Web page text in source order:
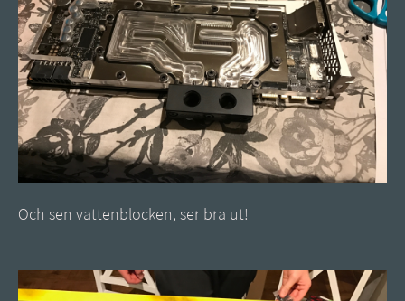
Och sen vattenblocken, ser bra ut!